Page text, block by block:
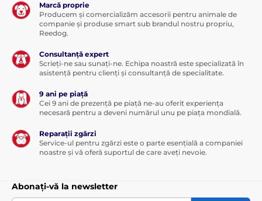
Marcă proprie
Producem și comercializăm accesorii pentru animale de
companie și produse smart sub brandul nostru propriu,
Reedog.
Consultanță expert
Scrieți-ne sau sunați-ne. Echipa noastră este specializată în
asistență pentru clienți și consultanță de specialitate.
9 ani pe piață
Cei 9 ani de prezență pe piață ne-au oferit experiența
necesară pentru a deveni numărul unu pe piața mondială.
Reparații zgărzi
Service-ul pentru zgărzi este o parte esențială a companiei
noastre și vă oferă suportul de care aveți nevoie.
Abonați-vă la newsletter